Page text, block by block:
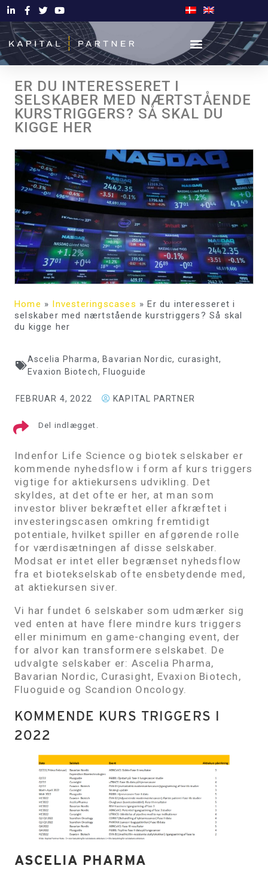
ER DU INTERESSERET I
SELSKABER MED NÆRTSTÅENDE
KURSTRIGGERS? SÅ SKAL DU
KIGGE HER
Home » Investeringscases »Er du interesseret i
selskaber med nærtstående kurstriggers? Så skal
du kigge her
Ascelia Pharma, Bavarian Nordic, curasight,
Evaxion Biotech, Fluoguide
FEBRUAR 4, 2022 KAPITAL PARTNER
Del indlægget.
Indenfor Life Science og biotek selskaber er
kommende nyhedsflow i form af kurs triggers
vigtige for aktiekursens udvikling. Det
skyldes, at det ofte er her, at man som
investor bliver bekræftet eller afkræftet i
investeringscasen omkring fremtidigt
potentiale, hvilket spiller en afgørende rolle
for værdisætningen af disse selskaber.
Modsat er intet eller begrænset nyhedsflow
fra et biotekselskab ofte ensbetydende med,
at aktiekursen siver.
Vi har fundet 6 selskaber som udmærker sig
ved enten at have flere mindre kurs triggers
eller minimum en game-changing event, der
for alvor kan transformere selskabet. De
udvalgte selskaber er: Ascelia Pharma,
Bavarian Nordic, Curasight, Evaxion Biotech,
Fluoguide og Scandion Oncology.
KOMMENDE KURS TRIGGERS I
2022
ASCELIA PHARMA